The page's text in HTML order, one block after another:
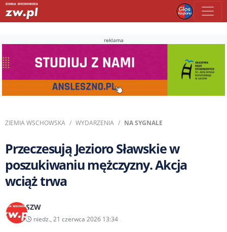
reklama
ZIEMIA WSCHOWSKA WYDARZENIA NA SYGNALE
Przeczesują Jezioro Sławskie w
poszukiwaniu mężczyzny. Akcja
wciąż trwa
SZW
niedz., 21 czerwca 2026 13:34